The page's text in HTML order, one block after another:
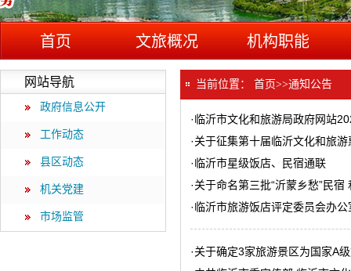
首页 文旅概况 机构职能
网站导航
政府信息公开
工作动态
县区动态
机关党建
市场监管
当前位置： 首页>>通知公告
·临沂市文化和旅游局政府网站
·关于征集第十届临沂文化和旅
·临沂市星级饭店、民宿通联
·关于命名第三批“沂蒙乡愁”民
·临沂市旅游饭店评定委员会办
·关于确定3家旅游景区为国家A